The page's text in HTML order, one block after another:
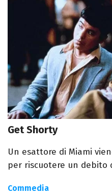
Get Shorty
Un esattore di Miami
per riscuotere un debito
Commedia